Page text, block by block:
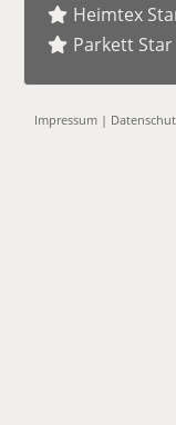
Heimtex
Parkett Star
Impressum |